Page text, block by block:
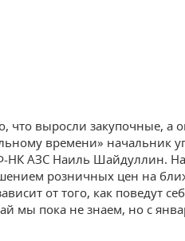
что выросли закупочные, а
времени» начальник
НК АЗС Наиль Шайдуллин.
розничных цен на
от того, как поведут
мы пока не знаем, но с